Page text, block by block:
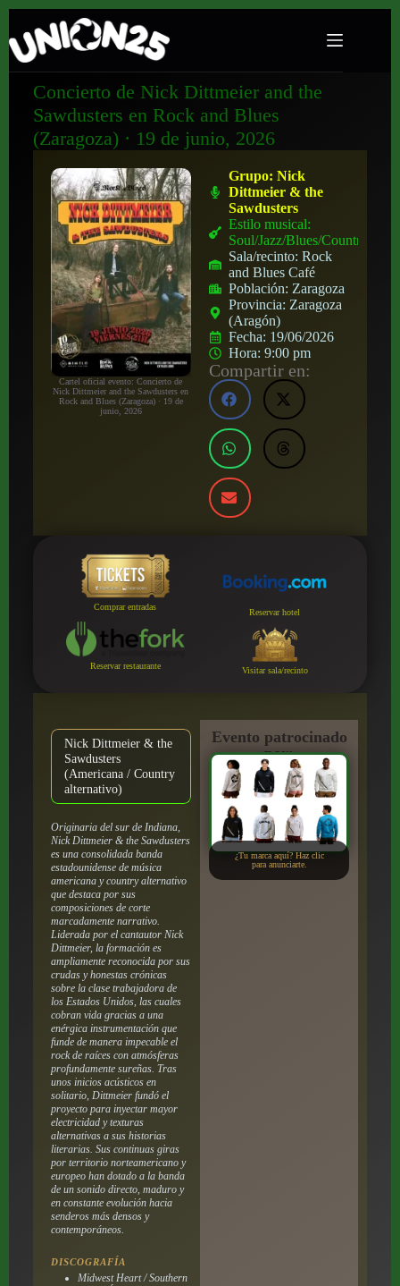
Concierto de Nick Dittmeier and the
Sawdusters en Rock and Blues
(Zaragoza) · 19 de junio, 2026
Cartel oficial evento: Concierto de
Nick Dittmeier and the Sawdusters en
Rock and Blues (Zaragoza) · 19 de
junio, 2026
Grupo:Nick
Dittmeier & the
Sawdusters
Estilo musical:
Soul/Jazz/Blues/Country
Sala/recinto:Rock
and Blues Café
Población: Zaragoza
Provincia: Zaragoza
(Aragón)
Fecha: 19/06/2026
Hora:9:00 pm
Compartir en:
Comprar entradas
Reservar hotel
Reservar restaurante Visitar sala/recinto
Nick Dittmeier & the
Sawdusters
(Americana / Country
alternativo)
Originaria del sur de Indiana,
Nick Dittmeier & the Sawdusters
es una consolidada banda
estadounidense de música
americana y country alternativo
que destaca por sus
composiciones de corte
marcadamente narrativo.
Liderada por el cantautor Nick
Dittmeier, la formación es
ampliamente reconocida por sus
crudas y honestas crónicas
sobre la clase trabajadora de
los Estados Unidos, las cuales
cobran vida gracias a una
enérgica instrumentación que
funde de manera impecable el
rock de raíces con atmósferas
profundamente sureñas. Tras
unos inicios acústicos en
solitario, Dittmeier fundó el
proyecto para inyectar mayor
electricidad y texturas
alternativas a sus historias
literarias. Sus continuas giras
por territorio norteamericano y
europeo han dotado a la banda
de un sonido directo, maduro y
en constante evolución hacia
senderos más densos y
contemporáneos.
DISCOGRAFÍA
Midwest Heart / Southern
Evento patrocinado
por:
¿Tu marca aquí? Haz clic
para anunciarte.